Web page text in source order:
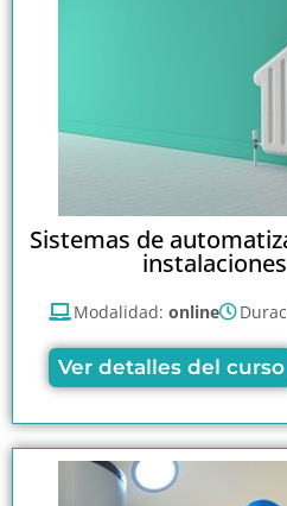
Sistemas de
Modalidad: online
Ver detalles del curso